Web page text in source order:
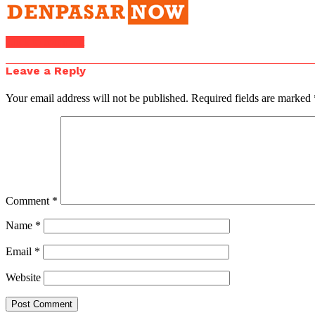
Leave a Reply
Your email address will not be published. Required fields are marked
Comment *
Name *
Email *
Website